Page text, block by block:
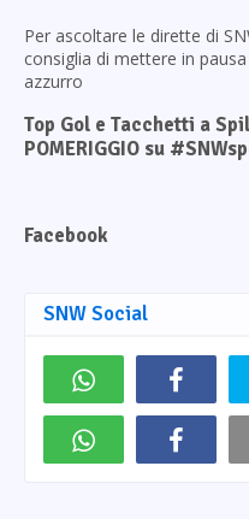
Per ascoltare le dirette di
consiglia di mettere in pausa
azzurro
Top Gol e Tacchetti a
POMERIGGIO su
Facebook
SNW Social